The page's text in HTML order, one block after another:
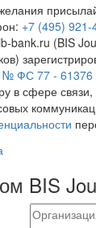
+7 (495) 921-
bank.ru (BIS
№ ФС 77 - 61376
в сфере
BIS